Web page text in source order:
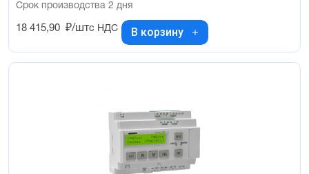
Срок производства 2 дня
18 415,90 ₽/штс НДС В корзину